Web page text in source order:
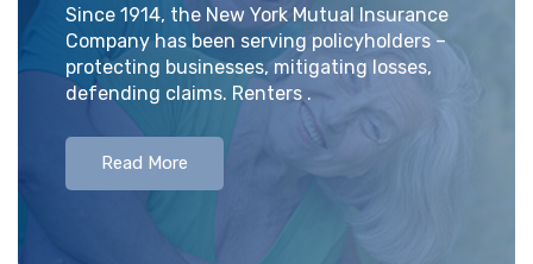
Since 1914, the New York Mutual Insurance
Company has been serving policyholders –
protecting businesses, mitigating losses,
defending claims. Renters .
Read More